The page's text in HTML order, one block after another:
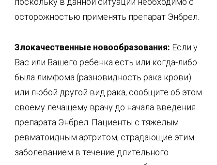
осторожностью применять препарат Энбрел.
Злокачественные новообразования: Если у
Вас или Вашего ребенка есть или когда-либо
была лимфома (разновидность рака крови)
или любой другой вид рака, сообщите об этом
своему лечащему врачу до начала введения
препарата Энбрел. Пациенты с тяжелым
ревматоидным артритом, страдающие этим
заболеванием в течение длительного